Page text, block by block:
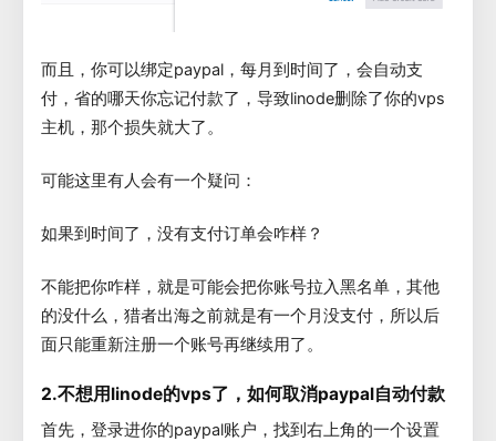
而且，你可以绑定paypal，每月到时间了，会自动支
付，省的哪天你忘记付款了，导致linode删除了你的vps
主机，那个损失就大了。
可能这里有人会有一个疑问：
如果到时间了，没有支付订单会咋样？
不能把你咋样，就是可能会把你账号拉入黑名单，其他
的没什么，猎者出海之前就是有一个月没支付，所以后
面只能重新注册一个账号再继续用了。
2.不想用linode的vps了，如何取消paypal自动付款
首先，登录进你的paypal账户，找到右上角的一个设置